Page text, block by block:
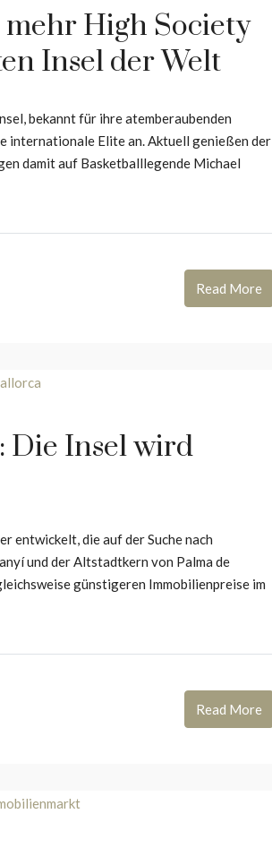
High Society
Insel der Welt
bekannt für ihre atemberaubenden
internationale Elite an. Aktuell genießen der
damit auf Basketballlegende Michael
Read More
Die Insel wird
entwickelt, die auf der Suche nach
und der Altstadtkern von Palma de
günstigeren Immobilienpreise im
Read More